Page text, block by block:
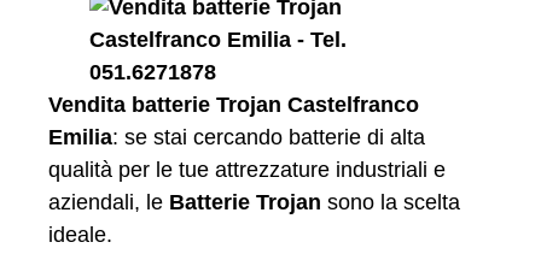
Vendita batterie Trojan Castelfranco
Emilia: se stai cercando batterie di alta
qualità per le tue attrezzature industriali e
aziendali, le Batterie Trojan sono la scelta
ideale.